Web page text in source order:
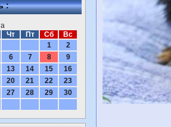
:
Чт Пт Сб
Вс
1
2
6 7 8
9
13 14 15
16
20 21 22
23
27 28 29
30